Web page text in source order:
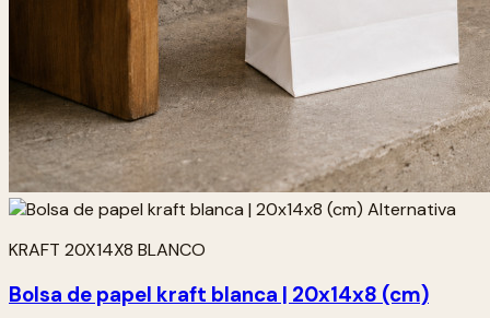
KRAFT 20X14X8 BLANCO
Bolsa de papel kraft blanca | 20x14x8 (cm)